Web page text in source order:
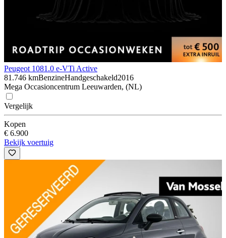
Peugeot 1081.0 e-VTi Active
81.746 kmBenzineHandgeschakeld2016
Mega Occasioncentrum Leeuwarden, (NL)
Vergelijk
Kopen
€ 6.900
Bekijk voertuig